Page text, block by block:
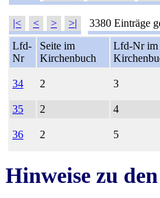
|< < > >| 3380 Einträge
Lfd-
Nr
Seite im
Kirchenbuch
Lfd-Nr im
34 2 3
35 2 4
36 2 5
Hinweise zu